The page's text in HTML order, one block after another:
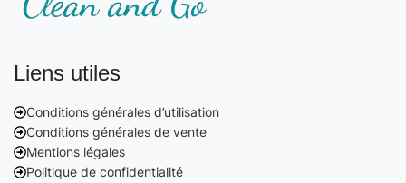
Liens utiles
Conditions générales d’utilisation
Conditions générales de vente
Mentions légales
Politique de confidentialité